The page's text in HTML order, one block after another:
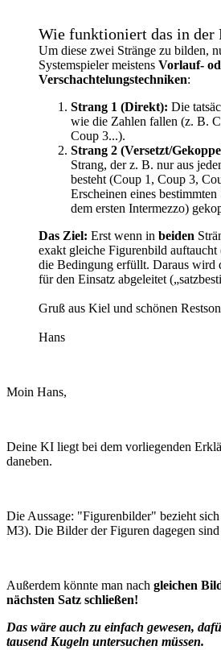
Wie funktioniert das in der
Um diese zwei Stränge zu bilden,
Systemspieler meistens Vorlauf-
Verschachtelungstechniken:
Strang 1 (Direkt): Die
wie die Zahlen fallen (z. B.
Coup 3...).
Strang 2 (Versetzt/
Strang, der z. B. nur aus
besteht (Coup 1, Coup 3,
Erscheinen eines
dem ersten Intermezzo)
Das Ziel: Erst wenn in beiden
exakt gleiche Figurenbild auftaucht
die Bedingung erfüllt. Daraus wird
für den Einsatz abgeleitet
Gruß aus Kiel und schönen
Hans
Moin Hans,
Deine KI liegt bei dem vorliegenden
daneben.
Die Aussage: "Figurenbilder" bezieht
M3). Die Bilder der Figuren dagegen
Außerdem könnte man nach gleichen
nächsten Satz schließen!
Das wäre auch zu einfach gewesen,
tausend Kugeln untersuchen müssen.